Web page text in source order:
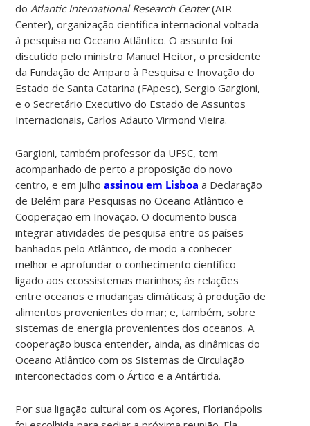
do Atlantic International Research Center(AIR
Center), organização científica internacional voltada
à pesquisa no Oceano Atlântico. O assunto foi
discutido pelo ministro Manuel Heitor, o presidente
da Fundação de Amparo à Pesquisa e Inovação do
Estado de Santa Catarina (FApesc), Sergio Gargioni,
e o Secretário Executivo do Estado de Assuntos
Internacionais, Carlos Adauto Virmond Vieira.
Gargioni, também professor da UFSC, tem
acompanhado de perto a proposição do novo
centro, e em julhoassinou em Lisboa a Declaração
de Belém para Pesquisas no Oceano Atlântico e
Cooperação em Inovação. O documento busca
integrar atividades de pesquisa entre os países
banhados pelo Atlântico, de modo a conhecer
melhor e aprofundar o conhecimento científico
ligado aos ecossistemas marinhos; às relações
entre oceanos e mudanças climáticas; à produção de
alimentos provenientes do mar; e, também, sobre
sistemas de energia provenientes dos oceanos. A
cooperação busca entender, ainda, as dinâmicas do
Oceano Atlântico com os Sistemas de Circulação
interconectados com o Ártico e a Antártida.
Por sua ligação cultural com os Açores, Florianópolis